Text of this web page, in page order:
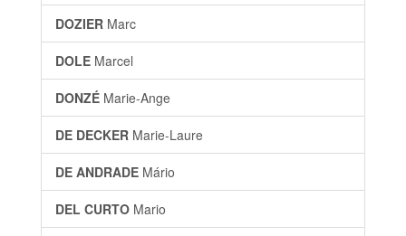
DOZIER Marc
DOLE Marcel
DONZÉ Marie-Ange
DE DECKER Marie-Laure
DE ANDRADE Mário
DEL CURTO Mario